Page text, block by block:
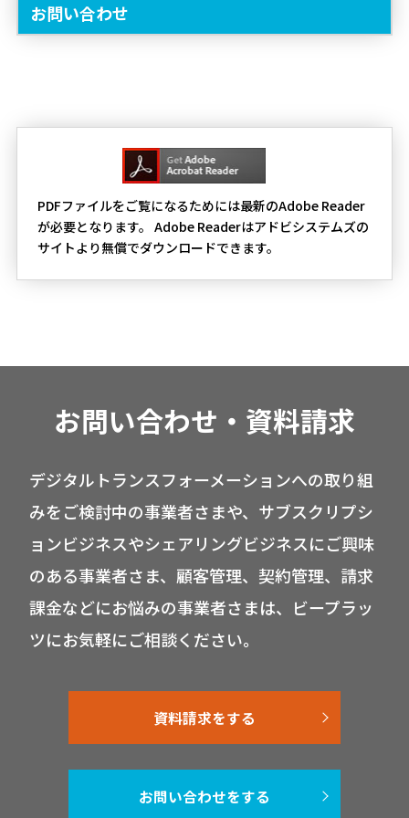
お問い合わせ
PDFファイルをご覧になるためには最新のAdobe Reader
が必要となります。 Adobe Readerはアドビシステムズの
サイトより無償でダウンロードできます。
お問い合わせ・資料請求
デジタルトランスフォーメーションへの取り組
みをご検討中の事業者さまや、サブスクリプシ
ョンビジネスやシェアリングビジネスにご興味
のある事業者さま、顧客管理、契約管理、請求
課金などにお悩みの事業者さまは、ビープラッ
ツにお気軽にご相談ください。
資料請求をする
お問い合わせをする